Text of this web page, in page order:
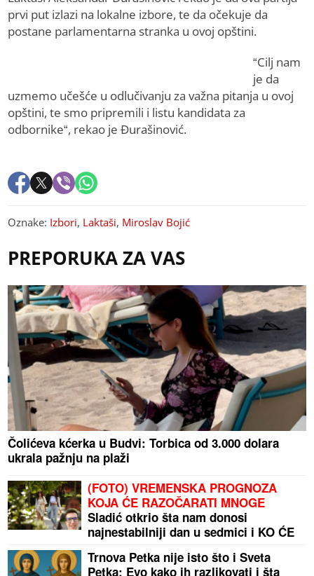
prvi put izlazi na lokalne izbore, te da očekuje da
postane parlamentarna stranka u ovoj opštini.
“Cilj nam
je da
uzmemo učešće u odlučivanju za važna pitanja u ovoj
opštini, te smo pripremili i listu kandidata za
odbornike“, rekao je Đurašinović.
Oznake: Izbori, Laktaši, Miroslav Bojić
PREPORUKA ZA VAS
Čolićeva kćerka u Budvi: Torbica od 3.000 dolara
ukrala pažnju na plaži
(FOTO) VREMENSKA PROGNOZA
KOJA ĆE RAZOČARATI MNOGE
Sladić otkrio šta nam donosi
najnestabilniji dan u sedmici i KO ĆE
Trnova Petka nije isto što i Sveta
Petka: Evo kako ih razlikovati i šta